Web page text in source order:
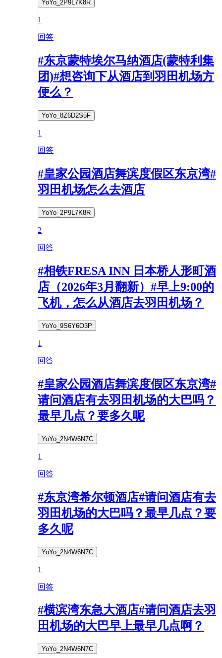
YoYo_2P9L7K8R
1
回答
#东京蒙特埃尔马纳酒店(蒙特利集
团)#想咨询下从酒店到羽田机场方
便么？
YoYo_8Z6D2S5F
1
回答
#皇家公园酒店舞滨度假区东京湾#
羽田机场怎么去酒店
YoYo_2P9L7K8R
2
回答
#相铁FRESA INN 日本桥人形町酒
店（2026年3月翻新）#早上9:00的
飞机，怎么从酒店去羽田机场？
YoYo_9S6Y6O3P
1
回答
#皇家公园酒店舞滨度假区东京湾#
请问酒店有去羽田机场的大巴吗？
最早几点？要多久呢
YoYo_2N4W6N7C
1
回答
#东京湾希尔顿酒店#请问酒店有去
羽田机场的大巴吗？最早几点？要
多久呢
YoYo_2N4W6N7C
1
回答
#横滨湾东急大酒店#请问酒店去羽
田机场的大巴早上最早几点啊？
YoYo_2N4W6N7C